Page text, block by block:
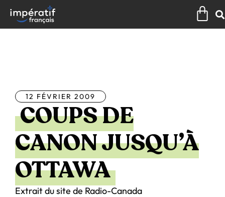
contenu
12 FÉVRIER 2009
COUPS DE
CANON JUSQU’À
OTTAWA
Extrait du site de Radio-Canada